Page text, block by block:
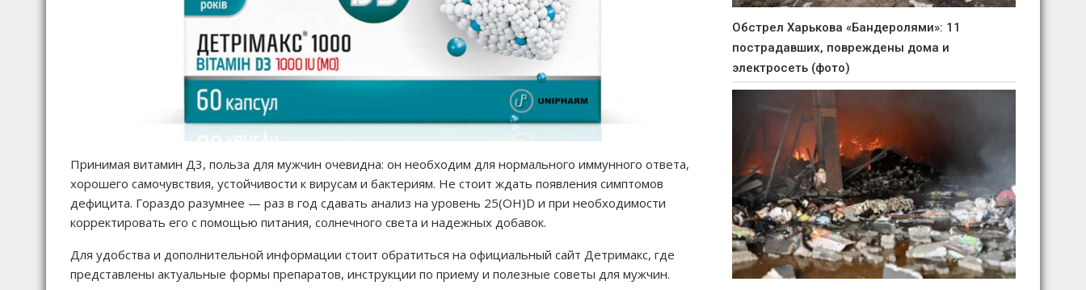
Принимая витамин Д3, польза для мужчин очевидна: он необходим для нормального иммунного ответа,
хорошего самочувствия, устойчивости к вирусам и бактериям. Не стоит ждать появления симптомов
дефицита. Гораздо разумнее — раз в год сдавать анализ на уровень 25(OH)D и при необходимости
корректировать его с помощью питания, солнечного света и надежных добавок.
Для удобства и дополнительной информации стоит обратиться на официальный сайт Детримакс, где
представлены актуальные формы препаратов, инструкции по приему и полезные советы для мужчин.
Обстрел Харькова «Бандеролями»: 11
пострадавших, повреждены дома и
электросеть (фото)